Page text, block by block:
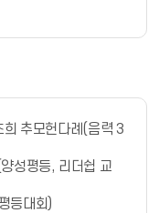
희 추모헌다례(음력 3
성평등, 리더쉽 교
등대회)